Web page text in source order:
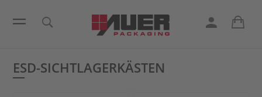
ESD-SICHTLAGERKÄSTEN